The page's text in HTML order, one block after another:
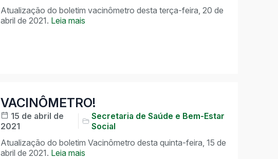
Atualização do boletim vacinômetro desta terça-feira, 20 de
abril de 2021. Leia mais
VACINÔMETRO!
15 de abril de
2021
Secretaria de Saúde e Bem-Estar
Social
Atualização do boletim Vacinômetro desta quinta-feira, 15 de
abril de 2021. Leia mais